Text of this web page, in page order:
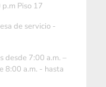
Piso 17
de servicio -
desde 7:00 a.m. –
8:00 a.m. - hasta